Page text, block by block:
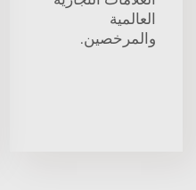
العالمية
والمرخصين.